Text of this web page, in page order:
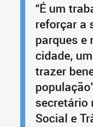
“É um
reforçar a
parques e
cidade,
trazer
secretário
Social e